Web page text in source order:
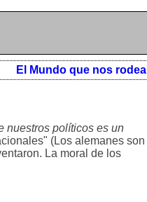
El Mundo que nos rodea
nuestros políticos es un
(Los alemanes son
La moral de los